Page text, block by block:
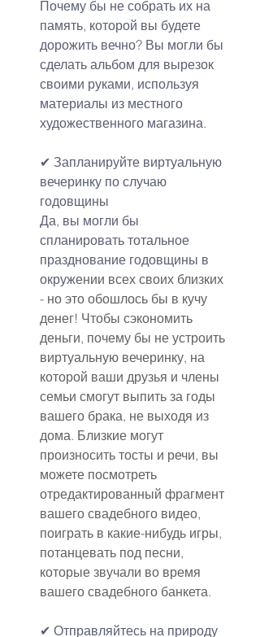
Почему бы не собрать их на
память, которой вы будете
дорожить вечно? Вы могли бы
сделать альбом для вырезок
своими руками, используя
материалы из местного
художественного магазина.
✔ Запланируйте виртуальную
вечеринку по случаю
годовщины
Да, вы могли бы
спланировать тотальное
празднование годовщины в
окружении всех своих близких
- но это обошлось бы в кучу
денег! Чтобы сэкономить
деньги, почему бы не устроить
виртуальную вечеринку, на
которой ваши друзья и члены
семьи смогут выпить за годы
вашего брака, не выходя из
дома. Близкие могут
произносить тосты и речи, вы
можете посмотреть
отредактированный фрагмент
вашего свадебного видео,
поиграть в какие-нибудь игры,
потанцевать под песни,
которые звучали во время
вашего свадебного банкета.
✔ Отправляйтесь на природу